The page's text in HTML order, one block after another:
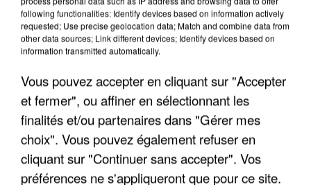
following functionalities: Identify devices based on information actively
requested; Use precise geolocation data; Match and combine data from
other data sources; Link different devices; Identify devices based on
information transmitted automatically.
Vous pouvez accepter en cliquant sur "Accepter
et fermer", ou affiner en sélectionnant les
finalités et/ou partenaires dans "Gérer mes
choix". Vous pouvez également refuser en
cliquant sur "Continuer sans accepter". Vos
préférences ne s'appliqueront que pour ce site.